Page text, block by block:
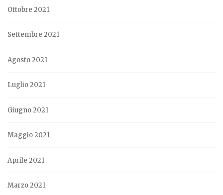
Ottobre 2021
Settembre 2021
Agosto 2021
Luglio 2021
Giugno 2021
Maggio 2021
Aprile 2021
Marzo 2021